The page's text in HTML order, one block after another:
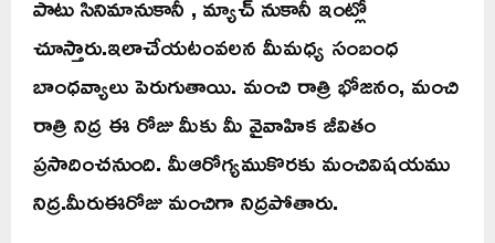
చూస్తారు.ఇలాచేయటంవలన మీమధ్య సంబంధ
బాంధవ్యాలు పెరుగుతాయి. మంచి రాత్రి భోజనం, మంచి
రాత్రి నిద్ర ఈ రోజు మీకు మీ వైవాహిక జీవితం
ప్రసాదించనుంది. మీఆరోగ్యముకొరకు మంచివిషయము
నిద్ర.మీరుఈరోజు మంచిగా నిద్రపోతారు.